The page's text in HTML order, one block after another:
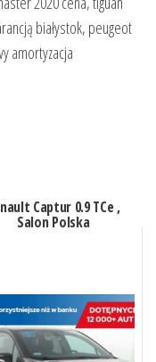
białystok, peugeot
amortyzacja
Captur 0.9 TCe ,
Salon Polska